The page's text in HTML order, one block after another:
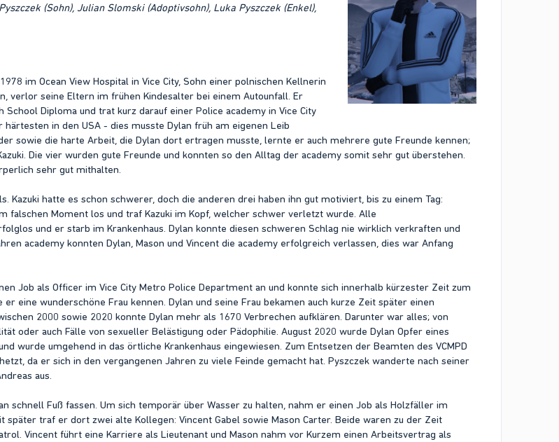
(Sohn), Julian Slomski (Adoptivsohn), Luka Pyszczek (Enkel),
im Ocean View Hospital in Vice City, Sohn einer polnischen Kellnerin
verlor seine Eltern im frühen Kindesalter bei einem Autounfall. Er
Diploma und trat kurz darauf einer Police academy in Vice City
härtesten in den USA - dies musste Dylan früh am eigenen Leib
sowie die harte Arbeit, die Dylan dort ertragen musste, lernte er auch mehrere gute Freunde kennen;
Die vier wurden gute Freunde und konnten so den Alltag der academy somit sehr gut überstehen.
sehr gut mithalten.
Kazuki hatte es schon schwerer, doch die anderen drei haben ihn gut motiviert, bis zu einem Tag:
falschen Moment los und traf Kazuki im Kopf, welcher schwer verletzt wurde. Alle
und er starb im Krankenhaus. Dylan konnte diesen schweren Schlag nie wirklich verkraften und
academy konnten Dylan, Mason und Vincent die academy erfolgreich verlassen, dies war Anfang
Job als Officer im Vice City Metro Police Department an und konnte sich innerhalb kürzester Zeit zum
eine wunderschöne Frau kennen. Dylan und seine Frau bekamen auch kurze Zeit später einen
2000 sowie 2020 konnte Dylan mehr als 1670 Verbrechen aufklären. Darunter war alles; von
oder auch Fälle von sexueller Belästigung oder Pädophilie. August 2020 wurde Dylan Opfer eines
wurde umgehend in das örtliche Krankenhaus eingewiesen. Zum Entsetzen der Beamten des VCMPD
da er sich in den vergangenen Jahren zu viele Feinde gemacht hat. Pyszczek wanderte nach seiner
aus.
schnell Fuß fassen. Um sich temporär über Wasser zu halten, nahm er einen Job als Holzfäller im
später traf er dort zwei alte Kollegen: Vincent Gabel sowie Mason Carter. Beide waren zu der Zeit
Vincent führt eine Karriere als Lieutenant und Mason nahm vor Kurzem einen Arbeitsvertrag als